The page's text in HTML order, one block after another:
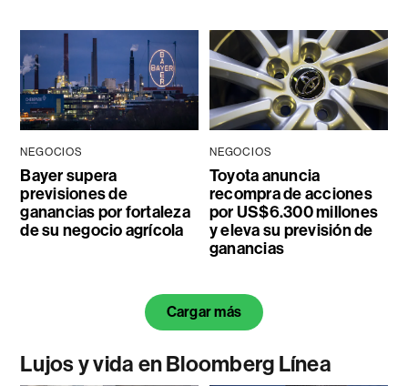
NEGOCIOS
Bayer supera
previsiones de
ganancias por fortaleza
de su negocio agrícola
NEGOCIOS
Toyota anuncia
recompra de acciones
por US$6.300 millones
y eleva su previsión de
ganancias
Cargar más
Lujos y vida en Bloomberg Línea